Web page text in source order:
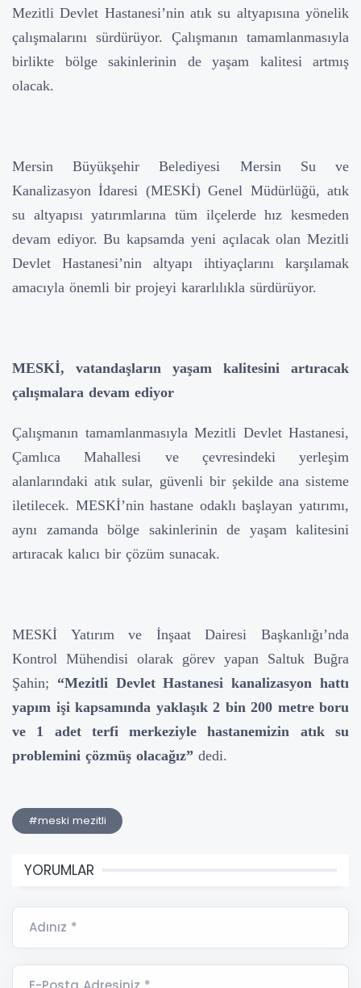
Mezitli Devlet Hastanesi’nin atık su altyapısına yönelik
çalışmalarını sürdürüyor. Çalışmanın tamamlanmasıyla
birlikte bölge sakinlerinin de yaşam kalitesi artmış
olacak.
Mersin Büyükşehir Belediyesi Mersin Su ve
Kanalizasyon İdaresi (MESKİ) Genel Müdürlüğü, atık
su altyapısı yatırımlarına tüm ilçelerde hız kesmeden
devam ediyor. Bu kapsamda yeni açılacak olan Mezitli
Devlet Hastanesi’nin altyapı ihtiyaçlarını karşılamak
amacıyla önemli bir projeyi kararlılıkla sürdürüyor.
MESKİ, vatandaşların yaşam kalitesini artıracak
çalışmalara devam ediyor
Çalışmanın tamamlanmasıyla Mezitli Devlet Hastanesi,
Çamlıca Mahallesi ve çevresindeki yerleşim
alanlarındaki atık sular, güvenli bir şekilde ana sisteme
iletilecek. MESKİ’nin hastane odaklı başlayan yatırımı,
aynı zamanda bölge sakinlerinin de yaşam kalitesini
artıracak kalıcı bir çözüm sunacak.
MESKİ Yatırım ve İnşaat Dairesi Başkanlığı’nda
Kontrol Mühendisi olarak görev yapan Saltuk Buğra
Şahin; “Mezitli Devlet Hastanesi kanalizasyon hattı
yapım işi kapsamında yaklaşık 2 bin 200 metre boru
ve 1 adet terfi merkeziyle hastanemizin atık su
problemini çözmüş olacağız” dedi.
#meski mezitli
YORUMLAR
Adınız *